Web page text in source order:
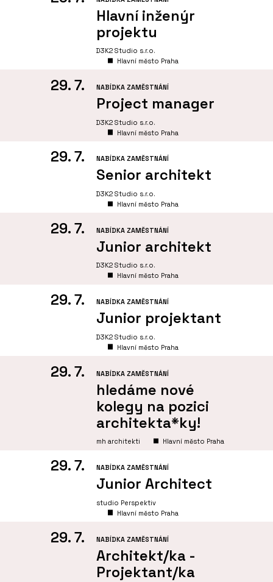
Hlavní inženýr
projektu
D3K2 Studio s.r.o.
Hlavní město Praha
29. 7. NABÍDKA ZAMĚSTNÁNÍ
Project manager
D3K2 Studio s.r.o.
Hlavní město Praha
29. 7. NABÍDKA ZAMĚSTNÁNÍ
Senior architekt
D3K2 Studio s.r.o.
Hlavní město Praha
29. 7. NABÍDKA ZAMĚSTNÁNÍ
Junior architekt
D3K2 Studio s.r.o.
Hlavní město Praha
29. 7. NABÍDKA ZAMĚSTNÁNÍ
Junior projektant
D3K2 Studio s.r.o.
Hlavní město Praha
29. 7. NABÍDKA ZAMĚSTNÁNÍ
hledáme nové
kolegy na pozici
architekta*ky!
mh architekti Hlavní město Praha
29. 7. NABÍDKA ZAMĚSTNÁNÍ
Junior Architect
studio Perspektiv
Hlavní město Praha
29. 7. NABÍDKA ZAMĚSTNÁNÍ
Architekt/ka -
Projektant/ka